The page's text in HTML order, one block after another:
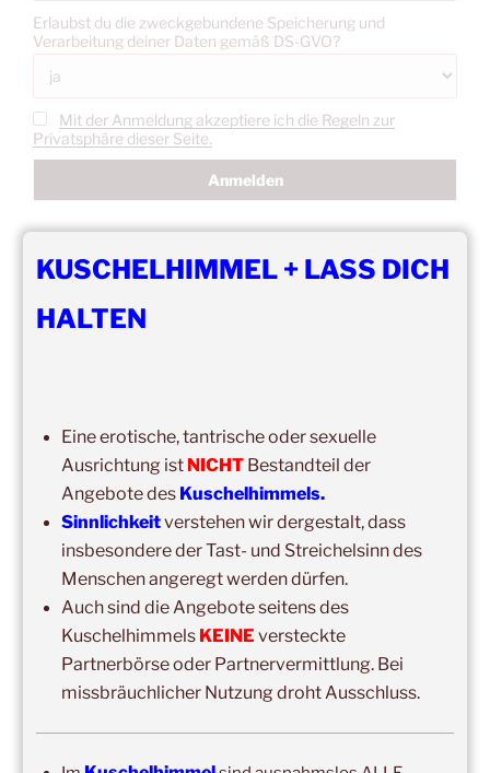
Erlaubst du die zweckgebundene Speicherung und
Verarbeitung deiner Daten gemäß DS-GVO?
Mit der Anmeldung akzeptiere ich die Regeln zur
Privatsphäre dieser Seite.
Kuschelhimmel 5h Kuscheln
14:00 19:00 29. August 2026 –Boppard
Kuschelhimmel 5h Kuscheln
15:00 –20:00,12. September 2026–
Erbach/Rheingau Kuschelhimmel 5h Kuscheln
Ganztags, 13. September 2026 –
Jahresgruppe
14:00 –19:00,19. September 2026–Marburg
Wochenend-Event,26. September 2026 – 27.
KUSCHELHIMMEL + LASS DICH
HALTEN
Eine erotische, tantrische oder sexuelle
Ausrichtung ist NICHTBestandteil der
Angebote des Kuschelhimmels.
Sinnlichkeitverstehen wir dergestalt, dass
insbesondere der Tast- und Streichelsinn des
Menschen angeregt werden dürfen.
Auch sind die Angebote seitens des
Kuschelhimmels KEINE versteckte
Partnerbörse oder Partnervermittlung. Bei
missbräuchlicher Nutzung droht Ausschluss.